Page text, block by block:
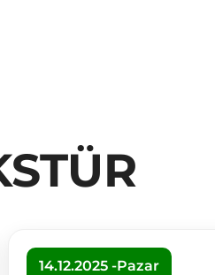
14.12.2025 -Pazar